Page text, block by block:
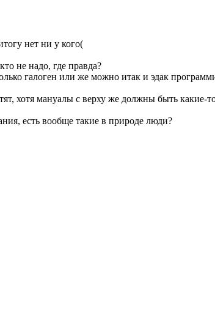
нет ни у кого(
не надо, где правда?
галоген или же можно итак и эдак
хотя мануалы с верху же должны быть какие-
есть вообще такие в природе люди?